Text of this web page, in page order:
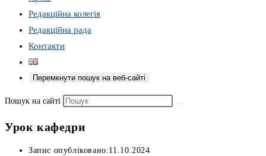
Редакційна колегія
Редакційна рада
Контакти
Перемкнути пошук на веб-сайті
Пошук на сайті
Урок кафедри
Запис опубліковано:11.10.2024